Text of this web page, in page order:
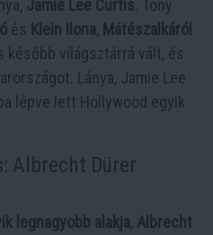
Jamie Lee Curtis . Tony
és Klein Ilona, Mátészalkáról
később világsztárrá vált, és
Lánya, Jamie Lee
lépve lett Hollywood egyik
Albrecht Dürer
legnagyobb alakja, Albrecht